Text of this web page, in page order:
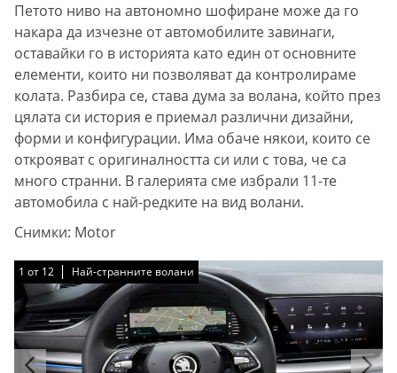
Петото ниво на автономно шофиране може да го
накара да изчезне от автомобилите завинаги,
оставайки го в историята като един от основните
елементи, които ни позволяват да контролираме
колата. Разбира се, става дума за волана, който през
цялата си история е приемал различни дизайни,
форми и конфигурации. Има обаче някои, които се
открояват с оригиналността си или с това, че са
много странни. В галерията сме избрали 11-те
автомобила с най-редките на вид волани.
Снимки: Motor
1 от 12 Най-странните волани
1 от 12 Най-странните волани
1 от 12 Най-странните волани
1 от 12 Най-странните волани
1 от 12 Най-странните волани
1 от 12 Най-странните волани
1 от 12 Най-странните волани
1 от 12 Най-странните волани
1 от 12 Най-странните волани
1 от 12 Най-странните волани
1 от 12 Най-странните волани
1 от 12 Най-странните волани